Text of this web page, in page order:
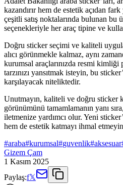
kazandırır hem de estetik açıdan
çeşitli satış noktalarında bulunan bu
seçenekleriyle her araç tipine ve
Doğru sticker seçimi ve kaliteli
alıcı görünmekle kalmaz, aynı
kurumsal araçlarınızda resmi
tarzınızı yansıtmak isteyin, bu
karşılayacak niteliktedir.
Unutmayın, kaliteli ve doğru sticker
görünümünü tamamlamanın yanı
iletmenize yardımcı olur. Yeni
hem de estetik katmayı ihmal
#araba#kurumsal#guvenlik#aksesuar
Gizem Çam
1 Kasım 2025
Paylaş:f𝕏